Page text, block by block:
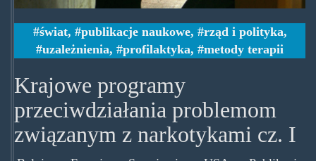
świat, publikacje naukowe, rząd i polityka,
uzależnienia, profilaktyka, metody terapii
Krajowe programy
przeciwdziałania problemom
związanym z narkotykami cz. I